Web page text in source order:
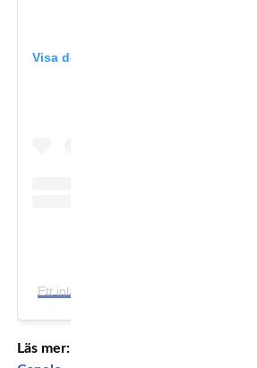
Visa det här inlägget på Instagram
Ett inlägg delat av Oscar Ahlin
Läs mer: